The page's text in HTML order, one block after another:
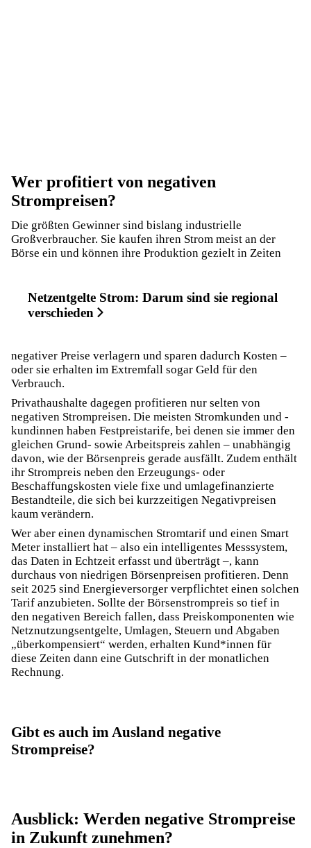
Netzentgelte Strom: Darum sind sie regional
verschieden
Wer profitiert von negativen
Strompreisen?
Die größten Gewinner sind bislang industrielle
Großverbraucher. Sie kaufen ihren Strom meist an der
Börse ein und können ihre Produktion gezielt in Zeiten
negativer Preise verlagern und sparen dadurch Kosten –
oder sie erhalten im Extremfall sogar Geld für den
Verbrauch.
Privathaushalte dagegen profitieren nur selten von
negativen Strompreisen. Die meisten Stromkunden und -
kundinnen haben Festpreistarife, bei denen sie immer den
gleichen Grund- sowie Arbeitspreis zahlen – unabhängig
davon, wie der Börsenpreis gerade ausfällt. Zudem enthält
ihr Strompreis neben den Erzeugungs- oder
Beschaffungskosten viele fixe und umlagefinanzierte
Bestandteile, die sich bei kurzzeitigen Negativpreisen
kaum verändern.
Wer aber einen dynamischen Stromtarif und einen Smart
Meter installiert hat – also ein intelligentes Messsystem,
das Daten in Echtzeit erfasst und überträgt –, kann
durchaus von niedrigen Börsenpreisen profitieren. Denn
seit 2025 sind Energieversorger verpflichtet einen solchen
Tarif anzubieten. Sollte der Börsenstrompreis so tief in
den negativen Bereich fallen, dass Preiskomponenten wie
Netznutzungsentgelte, Umlagen, Steuern und Abgaben
„überkompensiert“ werden, erhalten Kund*innen für
diese Zeiten dann eine Gutschrift in der monatlichen
Rechnung.
Gibt es auch im Ausland negative
Strompreise?
Ausblick: Werden negative Strompreise
in Zukunft zunehmen?